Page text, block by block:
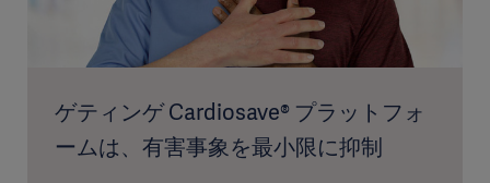
ゲティンゲ Cardiosave® プラットフォ
ームは、有害事象を最小限に抑制